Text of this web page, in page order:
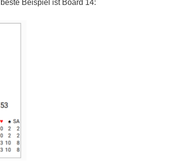
Beispiel ist Board 14: